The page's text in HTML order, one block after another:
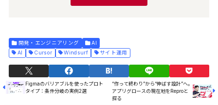
開発・エンジニアリング
AI
AI
Cursor Windsurf サイト運用
Figmaのバリアブルを使ったプロト
タイプ：条件分岐の実例2選
“作って終わり”から“伸ばす設計”へ。
アプリグロースの現在地をReproと
探る